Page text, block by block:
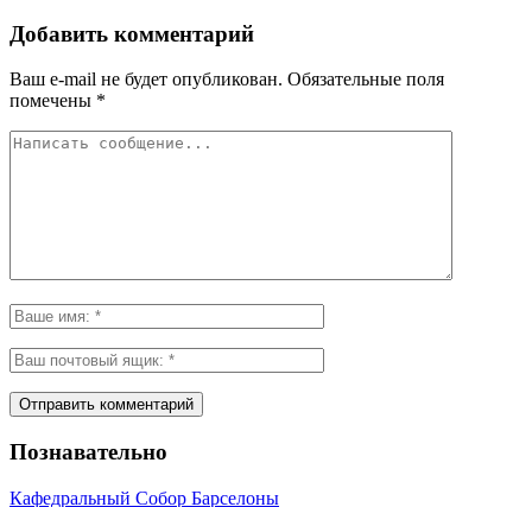
Добавить комментарий
Ваш e-mail не будет опубликован. Обязательные поля
помечены *
Познавательно
Кафeдрaльный Собор Барселоны